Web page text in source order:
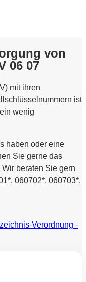
von
06 07
mit ihren
ist
wenig
haben oder eine
Sie gerne das
beraten Sie gern
060702*, 060703*,
Verordnung -